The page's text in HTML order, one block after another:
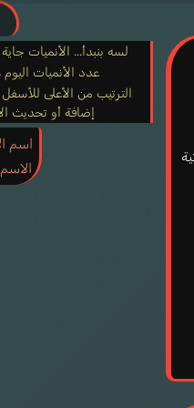
لسه بنبدأ... الأنميات
عدد الأنميات اليوم
الترتيب من الأعلى
إضافة أو تحديث
اسم
الاسم